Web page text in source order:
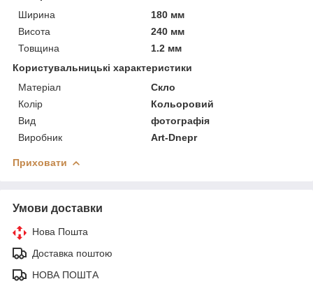
Ширина
180 мм
Висота
240 мм
Товщина
1.2 мм
Користувальницькі характеристики
Матеріал
Скло
Колір
Кольоровий
Вид
фотографія
Виробник
Art-Dnepr
Приховати
Умови доставки
Нова Пошта
Доставка поштою
НОВА ПОШТА